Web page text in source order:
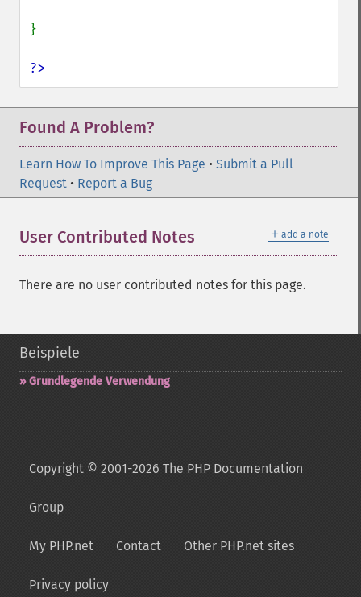
}
?>
Found A Problem?
Learn How To Improve This Page • Submit a Pull
Request • Report a Bug
＋ add a note
User Contributed Notes
There are no user contributed notes for this page.
Beispiele
Grundlegende Verwendung
Copyright © 2001-2026 The PHP Documentation
Group
My PHP.net Contact Other PHP.net sites
Privacy policy